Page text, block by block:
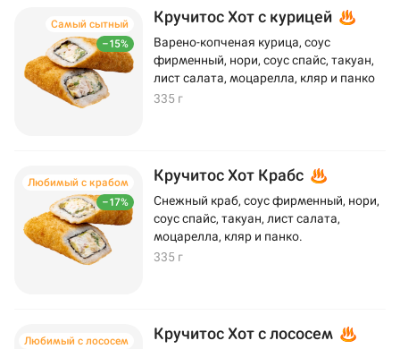
–15%
Самый сытный Кручитос Хот с курицей
Варено-копченая курица, соус
фирменный, нори, соус спайс, такуан,
лист салата, моцарелла, кляр и панко
335 г
–17%
Любимый с крабом Кручитос Хот Крабс
Снежный краб, соус фирменный, нори,
соус спайс, такуан, лист салата,
моцарелла, кляр и панко.
335 г
Любимый с лососем Кручитос Хот с лососем